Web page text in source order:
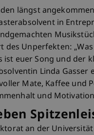
längst
in
Unperfekten:
euer Song und der
Linda Gasser
Mate, Kaffee und
und
an der